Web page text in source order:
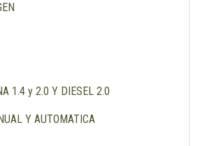
1.4 y 2.0 Y DIESEL 2.0
Y AUTOMATICA